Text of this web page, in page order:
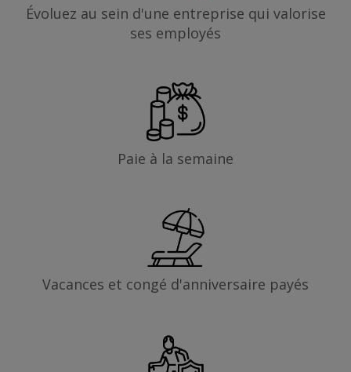
Évoluez au sein d'une entreprise qui valorise
ses employés
Paie à la semaine
Vacances et congé d'anniversaire payés